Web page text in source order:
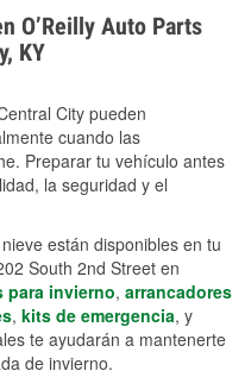
de frío
la protección
How-To.
O’Reilly Auto Parts
KY
City pueden
cuando las
Preparar tu vehículo antes
la seguridad y el
están disponibles en tu
South 2nd Street en
para invierno, arrancadores
, kits de emergencia, y
te ayudarán a mantenerte
de invierno.